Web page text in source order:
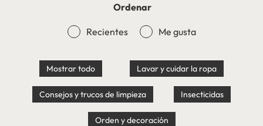
Ordenar
Recientes Me gusta
Mostrar todo Lavar y cuidar la ropa
Consejos y trucos de limpieza Insecticidas
Orden y decoración